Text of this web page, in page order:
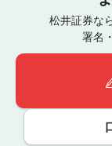
松井証券な
署名